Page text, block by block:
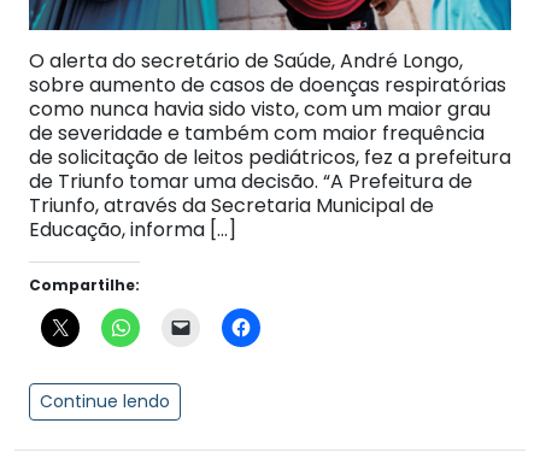
O alerta do secretário de Saúde, André Longo,
sobre aumento de casos de doenças respiratórias
como nunca havia sido visto, com um maior grau
de severidade e também com maior frequência
de solicitação de leitos pediátricos, fez a prefeitura
de Triunfo tomar uma decisão. “A Prefeitura de
Triunfo, através da Secretaria Municipal de
Educação, informa […]
Compartilhe:
Continue lendo